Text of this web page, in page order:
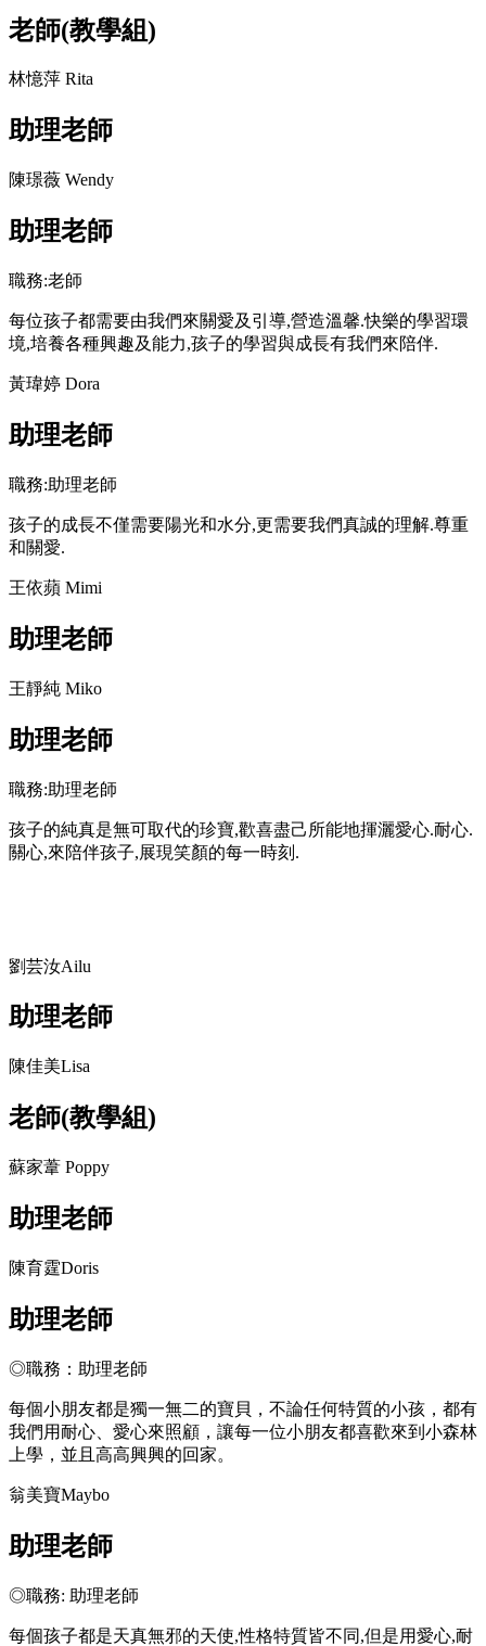
老師(教學組)
林憶萍 Rita
助理老師
陳璟薇 Wendy
助理老師
職務:老師
每位孩子都需要由我們來關愛及引導,營造溫馨.快樂的學習環
境,培養各種興趣及能力,孩子的學習與成長有我們來陪伴.
黃瑋婷 Dora
助理老師
職務:助理老師
孩子的成長不僅需要陽光和水分,更需要我們真誠的理解.尊重
和關愛.
王依蘋 Mimi
助理老師
王靜純 Miko
助理老師
職務:助理老師
孩子的純真是無可取代的珍寶,歡喜盡己所能地揮灑愛心.耐心.
關心,來陪伴孩子,展現笑顏的每一時刻.
劉芸汝Ailu
助理老師
陳佳美Lisa
老師(教學組)
蘇家葦 Poppy
助理老師
陳育霆Doris
助理老師
◎職務：助理老師
每個小朋友都是獨一無二的寶貝，不論任何特質的小孩，都有
我們用耐心、愛心來照顧，讓每一位小朋友都喜歡來到小森林
上學，並且高高興興的回家。
翁美寶Maybo
助理老師
◎職務: 助理老師
每個孩子都是天真無邪的天使,性格特質皆不同,但是用愛心,耐